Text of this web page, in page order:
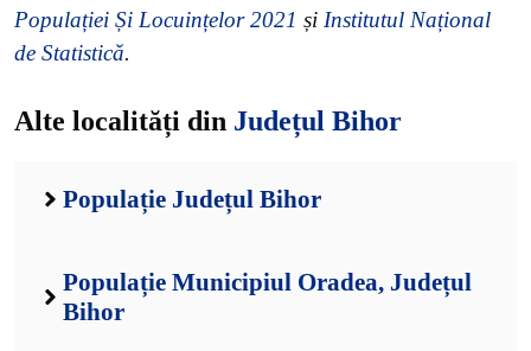
Populației Și Locuințelor 2021 și Institutul Național
de Statistică.
Alte localități din Județul Bihor
Populație Județul Bihor
Populație Municipiul Oradea, Județul
Bihor